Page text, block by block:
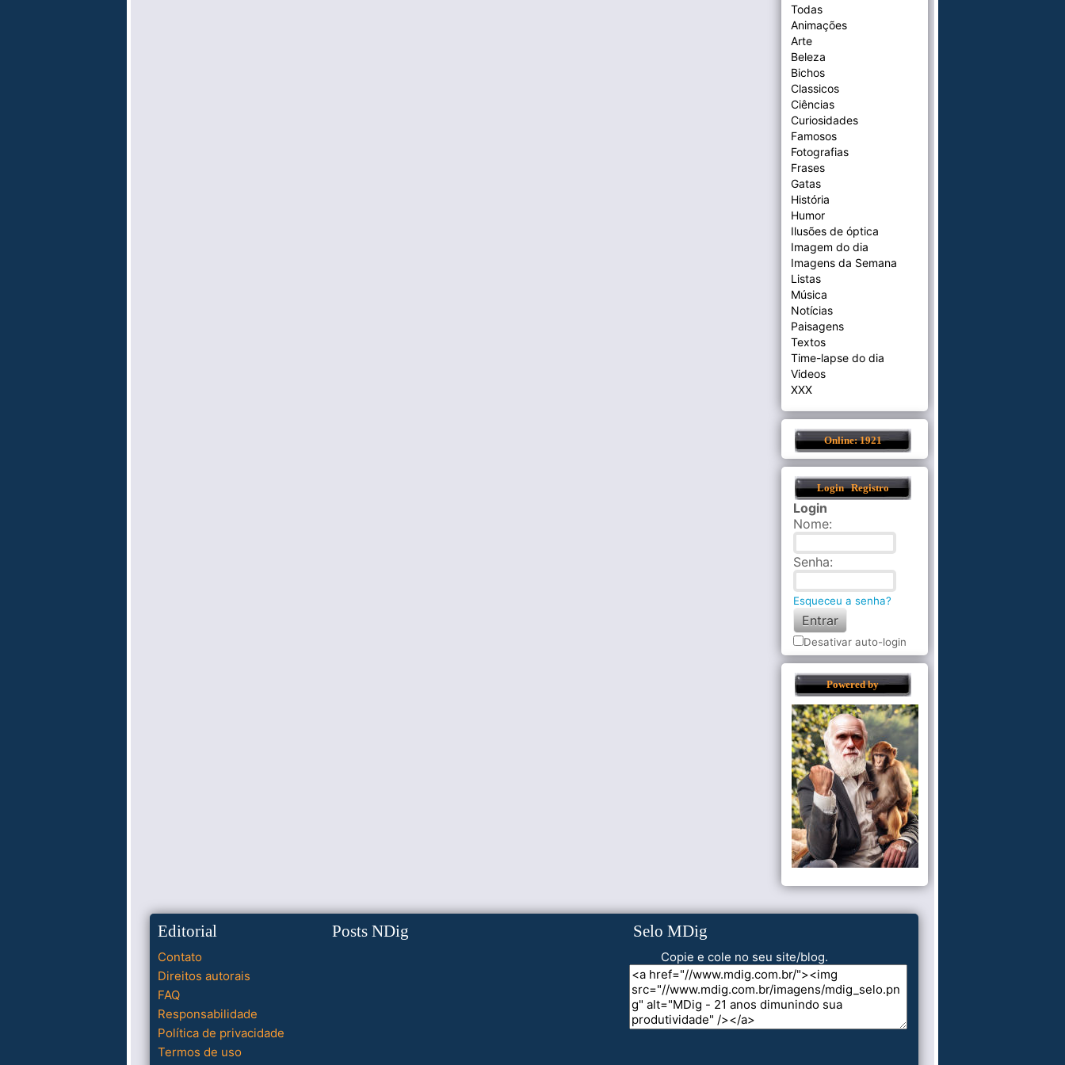
Todas
Animações
Arte
Beleza
Bichos
Classicos
Ciências
Curiosidades
Famosos
Fotografias
Frases
Gatas
História
Humor
Ilusões de óptica
Imagem do dia
Imagens da Semana
Listas
Música
Notícias
Paisagens
Textos
Time-lapse do dia
Videos
XXX
Online: 1921
Login Registro
Login
Nome:
Senha:
Esqueceu a senha?
Desativar auto-login
Powered by
Editorial
Contato
Direitos autorais
FAQ
Responsabilidade
Política de privacidade
Termos de uso
Posts NDig Selo MDig
Copie e cole no seu site/blog.